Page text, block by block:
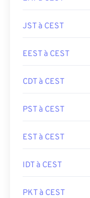
JST à CEST
EEST à CEST
CDT à CEST
PST à CEST
EST à CEST
IDT à CEST
PKT à CEST